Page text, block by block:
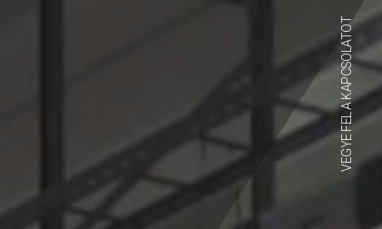
VEGYE FEL A KAPCSOLATOT